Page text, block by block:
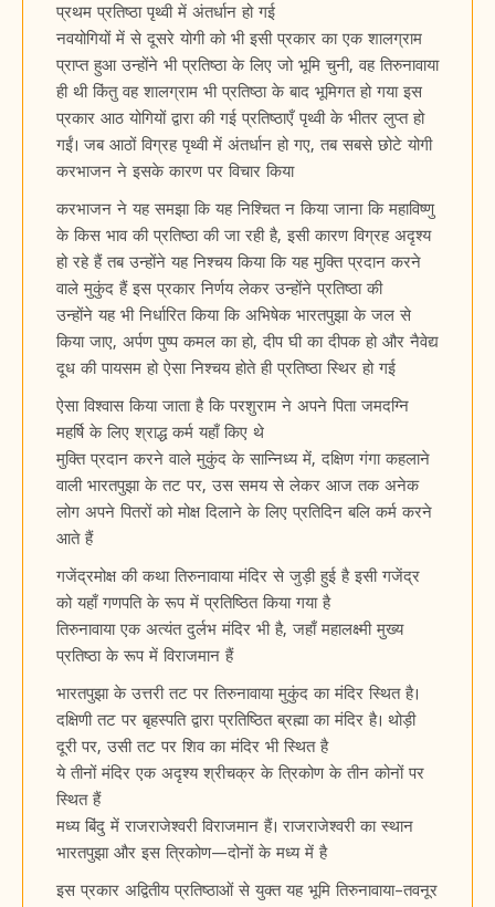
प्रथम प्रतिष्ठा पृथ्वी में अंतर्धान हो गई
नवयोगियों में से दूसरे योगी को भी इसी प्रकार का एक शालग्राम
प्राप्त हुआ उन्होंने भी प्रतिष्ठा के लिए जो भूमि चुनी, वह तिरुनावाया
ही थी किंतु वह शालग्राम भी प्रतिष्ठा के बाद भूमिगत हो गया इस
प्रकार आठ योगियों द्वारा की गई प्रतिष्ठाएँ पृथ्वी के भीतर लुप्त हो
गईं। जब आठों विग्रह पृथ्वी में अंतर्धान हो गए, तब सबसे छोटे योगी
करभाजन ने इसके कारण पर विचार किया
करभाजन ने यह समझा कि यह निश्चित न किया जाना कि महाविष्णु
के किस भाव की प्रतिष्ठा की जा रही है, इसी कारण विग्रह अदृश्य
हो रहे हैं तब उन्होंने यह निश्चय किया कि यह मुक्ति प्रदान करने
वाले मुकुंद हैं इस प्रकार निर्णय लेकर उन्होंने प्रतिष्ठा की
उन्होंने यह भी निर्धारित किया कि अभिषेक भारतपुझा के जल से
किया जाए, अर्पण पुष्प कमल का हो, दीप घी का दीपक हो और नैवेद्य
दूध की पायसम हो ऐसा निश्चय होते ही प्रतिष्ठा स्थिर हो गई
ऐसा विश्वास किया जाता है कि परशुराम ने अपने पिता जमदग्नि
महर्षि के लिए श्राद्ध कर्म यहाँ किए थे
मुक्ति प्रदान करने वाले मुकुंद के सान्निध्य में, दक्षिण गंगा कहलाने
वाली भारतपुझा के तट पर, उस समय से लेकर आज तक अनेक
लोग अपने पितरों को मोक्ष दिलाने के लिए प्रतिदिन बलि कर्म करने
आते हैं
गजेंद्रमोक्ष की कथा तिरुनावाया मंदिर से जुड़ी हुई है इसी गजेंद्र
को यहाँ गणपति के रूप में प्रतिष्ठित किया गया है
तिरुनावाया एक अत्यंत दुर्लभ मंदिर भी है, जहाँ महालक्ष्मी मुख्य
प्रतिष्ठा के रूप में विराजमान हैं
भारतपुझा के उत्तरी तट पर तिरुनावाया मुकुंद का मंदिर स्थित है।
दक्षिणी तट पर बृहस्पति द्वारा प्रतिष्ठित ब्रह्मा का मंदिर है। थोड़ी
दूरी पर, उसी तट पर शिव का मंदिर भी स्थित है
ये तीनों मंदिर एक अदृश्य श्रीचक्र के त्रिकोण के तीन कोनों पर
स्थित हैं
मध्य बिंदु में राजराजेश्वरी विराजमान हैं। राजराजेश्वरी का स्थान
भारतपुझा और इस त्रिकोण—दोनों के मध्य में है
इस प्रकार अद्वितीय प्रतिष्ठाओं से युक्त यह भूमि तिरुनावाया–तवनूर